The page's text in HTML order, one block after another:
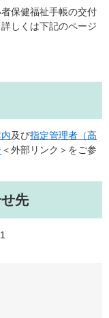
保健福祉手帳の交付
しくは下記のページ
及び指定管理者（高
＜外部リンク＞ をご参
先